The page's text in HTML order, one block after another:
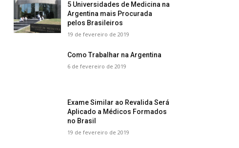
5 Universidades de Medicina na
Argentina mais Procurada
pelos Brasileiros
19 de fevereiro de 2019
Como Trabalhar na Argentina
6 de fevereiro de 2019
Exame Similar ao Revalida Será
Aplicado a Médicos Formados
no Brasil
19 de fevereiro de 2019